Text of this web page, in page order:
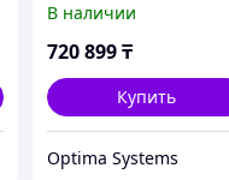
В наличии
720 899 ₸
Купить
Optima Systems